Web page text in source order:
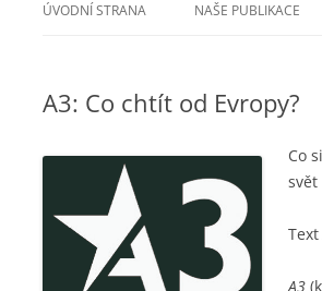
ÚVODNÍ STRANA NAŠE PUBLIKACE
ZDOLA
KLÍČENÍ
KNIHY
BROŽURY
A3: Co chtít od Evropy?
Co
Text
A3